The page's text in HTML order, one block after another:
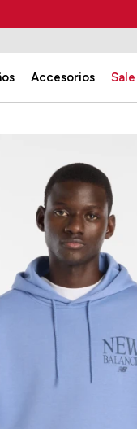
Accesorios Sale